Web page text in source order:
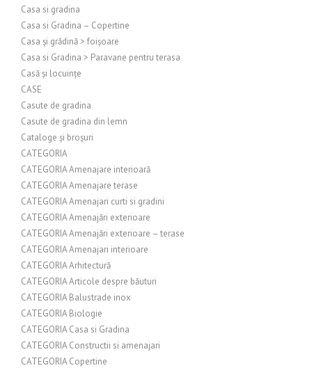
Casa si gradina
Casa si Gradina – Copertine
Casa și grădină > foișoare
Casa si Gradina > Paravane pentru terasa
Casă și locuințe
CASE
Casute de gradina
Casute de gradina din lemn
Cataloge și broșuri
CATEGORIA
CATEGORIA Amenajare interioară
CATEGORIA Amenajare terase
CATEGORIA Amenajari curti si gradini
CATEGORIA Amenajări exterioare
CATEGORIA Amenajări exterioare – terase
CATEGORIA Amenajari interioare
CATEGORIA Arhitectură
CATEGORIA Articole despre băuturi
CATEGORIA Balustrade inox
CATEGORIA Biologie
CATEGORIA Casa si Gradina
CATEGORIA Constructii si amenajari
CATEGORIA Copertine